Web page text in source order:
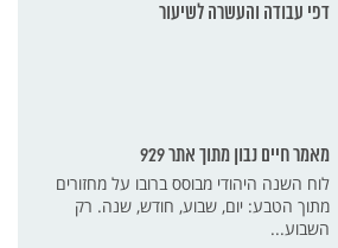
דפי עבודה והעשרה לשיעור
מאמר חיים נבון מתוך אתר 929
לוח השנה היהודי מבוסס ברובו על מחזורים
מתוך הטבע: יום, שבוע, חודש, שנה. רק
השבוע...